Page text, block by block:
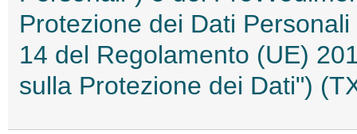
Protezione dei Dati
14 del Regolamento (UE)
sulla Protezione dei Dati")